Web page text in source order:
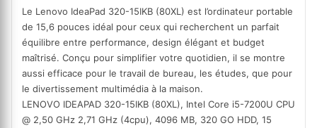
Le Lenovo IdeaPad 320-15IKB (80XL) est l’ordinateur portable
de 15,6 pouces idéal pour ceux qui recherchent un parfait
équilibre entre performance, design élégant et budget
maîtrisé. Conçu pour simplifier votre quotidien, il se montre
aussi efficace pour le travail de bureau, les études, que pour
le divertissement multimédia à la maison.
LENOVO IDEAPAD 320-15IKB (80XL), Intel Core i5-7200U CPU
@ 2,50 GHz 2,71 GHz (4cpu), 4096 MB, 320 GO HDD, 15